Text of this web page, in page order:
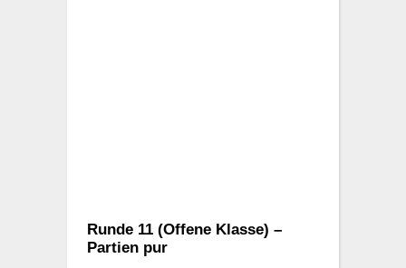
Runde 11 (Offene Klasse) –
Partien pur